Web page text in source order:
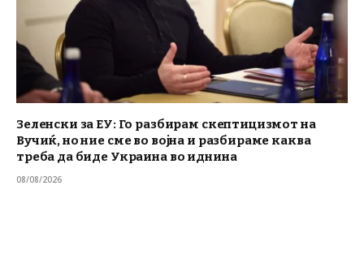
Зеленски за ЕУ: Го разбирам скептицизмот на
Вучиќ, но ние сме во војна и разбираме каква
треба да биде Украина во иднина
08/08/2026